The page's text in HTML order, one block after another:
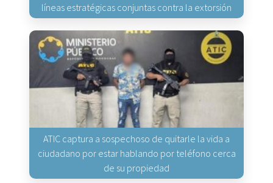
líneas estratégicas conjuntas contra la extorsión
ATIC captura a sospechoso de quitarle la vida a
ciudadano por estar hablando por teléfono cerca
de su propiedad